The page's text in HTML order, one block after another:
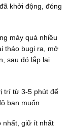
khởi động, đóng
máy quá nhiều
tháo bugi ra, mở
sau đó lắp lại
trí từ 3-5 phút để
bạn muốn
nhất, giữ ít nhất